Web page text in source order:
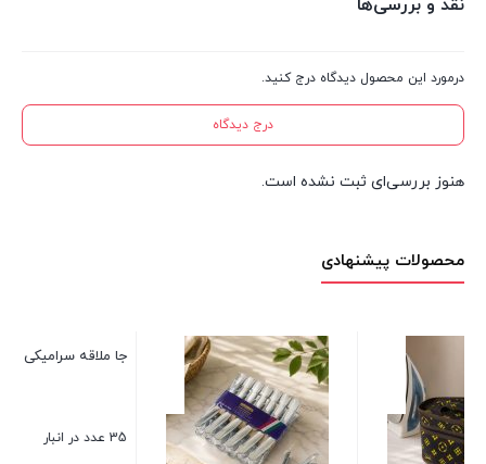
نقد و بررسی‌ها
درمورد این محصول دیدگاه درج کنید.
درج دیدگاه
هنوز بررسی‌ای ثبت نشده است.
محصولات پیشنهادی
فلاسک استیل رمانتیک 1 لیتری